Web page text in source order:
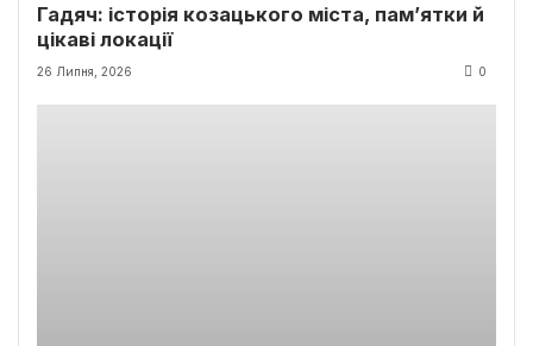
Гадяч: історія козацького міста, пам’ятки й
цікаві локації
26 Липня, 2026 0